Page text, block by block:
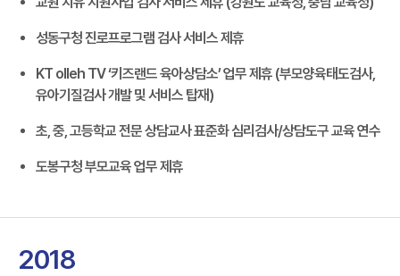
성동구청 진로프로그램 검사 서비스 제휴
KT olleh TV ‘키즈랜드 육아상담소’ 업무 제휴 (부모양육태도검사,
유아기질검사 개발 및 서비스 탑재)
초, 중, 고등학교 전문 상담교사 표준화 심리검사/상담도구 교육 연수
도봉구청 부모교육 업무 제휴
2018